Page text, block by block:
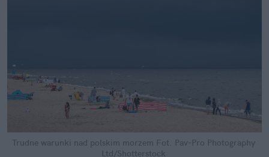
Trudne warunki nad polskim morzem Fot. Pav-Pro Photography
Ltd/Shotterstock